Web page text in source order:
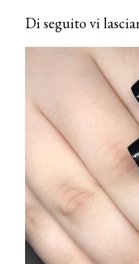
Di seguito vi